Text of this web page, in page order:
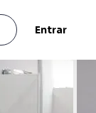
Entrar